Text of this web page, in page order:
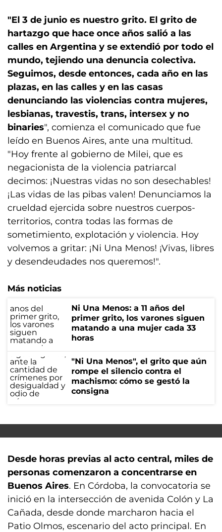
"El 3 de junio es nuestro grito. El grito de
hartazgo que hace once años salió a las
calles en Argentina y se extendió por todo el
mundo, tejiendo una denuncia colectiva.
Seguimos, desde entonces, cada año en las
plazas, en las calles y en las casas
denunciando las violencias contra mujeres,
lesbianas, travestis, trans, intersex y no
binaries", comienza el comunicado que fue
leído en Buenos Aires, ante una multitud.
"Hoy frente al gobierno de Milei, que es
negacionista de la violencia patriarcal
decimos: ¡Nuestras vidas no son desechables!
¡Las vidas de las pibas valen! Denunciamos la
crueldad ejercida sobre nuestros cuerpos-
territorios, contra todas las formas de
sometimiento, explotación y violencia. Hoy
volvemos a gritar: ¡Ni Una Menos! ¡Vivas, libres
y desendeudades nos queremos!".
Más noticias
Ni Una Menos: a 11 años del
primer grito, los varones siguen
matando a una mujer cada 33
horas
"Ni Una Menos", el grito que aún
rompe el silencio contra el
machismo: cómo se gestó la
consigna
Desde horas previas al acto central, miles de
personas comenzaron a concentrarse en
Buenos Aires. En Córdoba, la convocatoria se
inició en la intersección de avenida Colón y La
Cañada, desde donde marcharon hacia el
Patio Olmos, escenario del acto principal. En